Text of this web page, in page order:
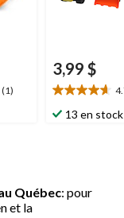
(1)
3,99 $
4.7
étoile(s)
13 en stock
Québec: pour
et la